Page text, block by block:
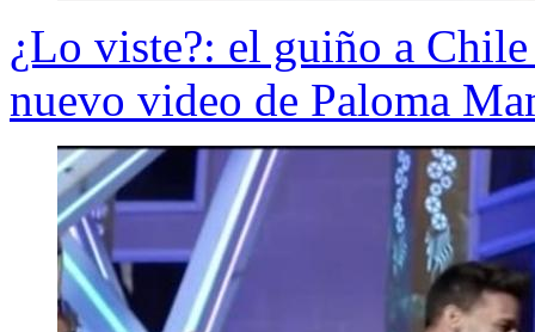
¿Lo viste?: el guiño a
nuevo video de Paloma